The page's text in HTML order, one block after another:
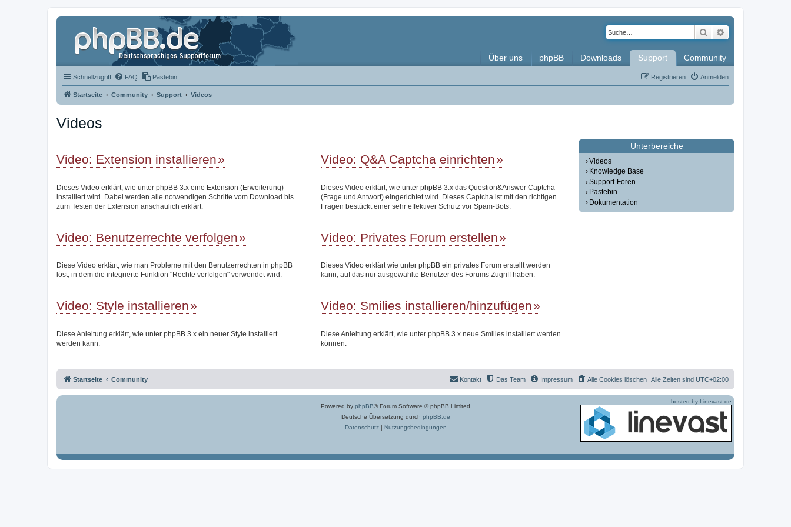
Suche
Über uns phpBB Downloads Support Community
Schnellzugriff FAQ Pastebin Anmelden
Registrieren
Startseite Community Support Videos
Videos
Video: Extension installieren
Dieses Video erklärt, wie unter phpBB 3.x eine Extension (Erweiterung)
installiert wird. Dabei werden alle notwendigen Schritte vom Download bis
zum Testen der Extension anschaulich erklärt.
Video: Q&A Captcha einrichten
Dieses Video erklärt, wie unter phpBB 3.x das Question&Answer Captcha
(Frage und Antwort) eingerichtet wird. Dieses Captcha ist mit den richtigen
Fragen bestückt einer sehr effektiver Schutz vor Spam-Bots.
Video: Benutzerrechte verfolgen
Diese Video erklärt, wie man Probleme mit den Benutzerrechten in phpBB
löst, in dem die integrierte Funktion "Rechte verfolgen" verwendet wird.
Video: Privates Forum erstellen
Dieses Video erklärt wie unter phpBB ein privates Forum erstellt werden
kann, auf das nur ausgewählte Benutzer des Forums Zugriff haben.
Video: Style installieren
Diese Anleitung erklärt, wie unter phpBB 3.x ein neuer Style installiert
werden kann.
Video: Smilies installieren/hinzufügen
Diese Anleitung erklärt, wie unter phpBB 3.x neue Smilies installiert werden
können.
Unterbereiche
Videos
Knowledge Base
Support-Foren
Pastebin
Dokumentation
Startseite Community Alle Zeiten sind UTC+02:00
Alle Cookies löschen
Impressum
Das Team
Kontakt
Powered by phpBB® Forum Software © phpBB Limited
Deutsche Übersetzung durch phpBB.de
Datenschutz| Nutzungsbedingungen
hosted by Linevast.de